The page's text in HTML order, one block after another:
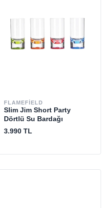
FLAMEFIELD
Slim Jim Short Party
Dörtlü Su Bardağı
3.990 TL